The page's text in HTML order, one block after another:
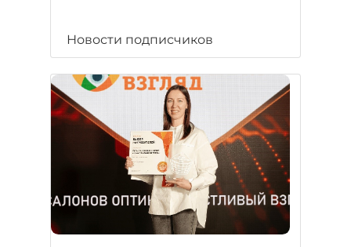
Новости подписчиков